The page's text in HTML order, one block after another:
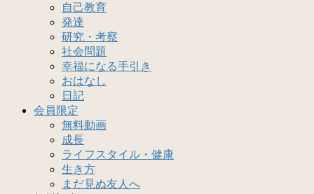
自己教育
発達
研究・考察
社会問題
幸福になる手引き
おはなし
日記
会員限定
無料動画
成長
ライフスタイル・健康
生き方
まだ見ぬ友人へ